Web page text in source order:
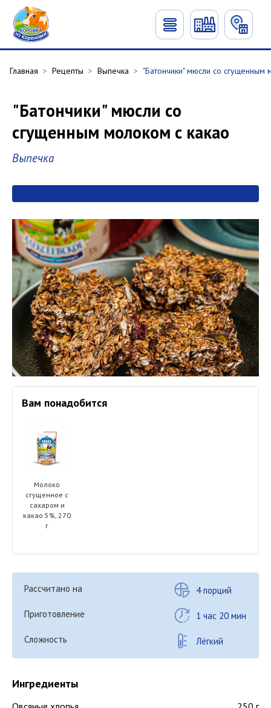
Главная > Рецепты > Выпечка > "Батончики" мюсли со сгущенным
"Батончики" мюсли со
сгущенным молоком с какао
Выпечка
Вам понадобится
Молоко
сгущенное с
сахаром и
какао 5%, 270
г
Рассчитано на 4 порций
Приготовление 1 час 20 мин
Сложность Лёгкий
Ингредиенты